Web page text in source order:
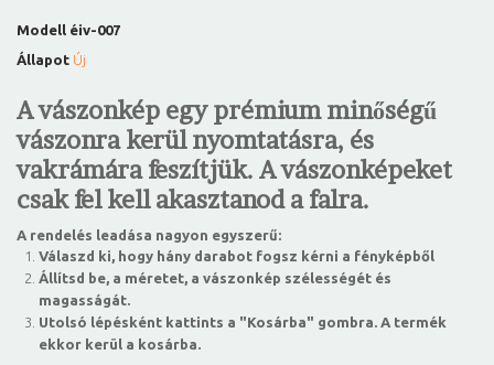
Modell éiv-007
Állapot Új
A vászonkép egy prémium minőségű
vászonra kerül nyomtatásra, és
vakrámára feszítjük. A vászonképeket
csak fel kell akasztanod a falra.
A rendelés leadása nagyon egyszerű:
Válaszd ki, hogy hány darabot fogsz kérni a fényképből
Állítsd be, a méretet, a vászonkép szélességét és
magasságát.
Utolsó lépésként kattints a "Kosárba" gombra. A termék
ekkor kerül a kosárba.